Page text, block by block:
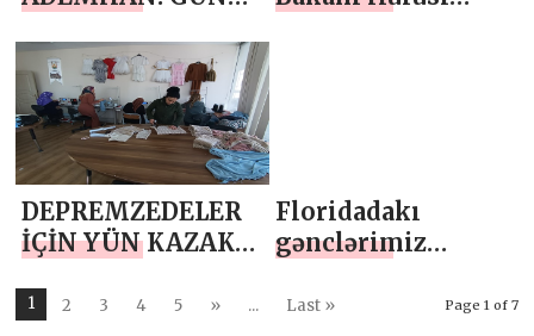
GÜNÜ
DEPREMZEDELER
İÇİN YÜN KAZAK
Floridadakı
gənclərimiz
humanitar yardım
Page 1 of 7
1 2 3 4 5 » ... Last »